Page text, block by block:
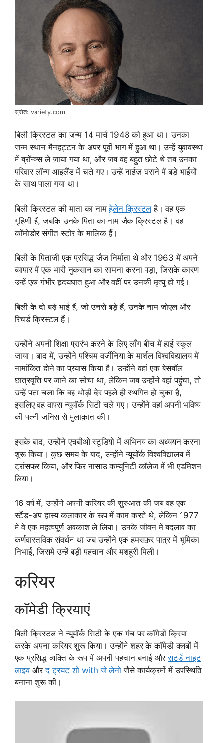
स्रोत: variety.com
बिली क्रिस्टल का जन्म 14 मार्च 1948 को हुआ था। उनका
जन्म स्थान मैनहट्टन के अपर पूर्वी भाग में हुआ था। उन्हें युवावस्था
में ब्रॉन्क्स ले जाया गया था, और जब वह बहुत छोटे थे तब उनका
परिवार लॉन्ग आइलैंड में चले गए। उन्हें नाईज़ घराने में बड़े भाईयों
के साथ पाला गया था।
बिली क्रिस्टल की माता का नामहेलेन क्रिस्टलहै। वह एक
गृहिणी हैं, जबकि उनके पिता का नाम जैक क्रिस्टल है। वह
कॉमोडोर संगीत स्टोर के मालिक हैं।
बिली के पिताजी एक प्रसिद्ध जैज निर्माता थे और 1963 में अपने
व्यापार में एक भारी नुकसान का सामना करना पड़ा, जिसके कारण
उन्हें एक गंभीर हृदयघात हुआ और वहीं पर उनकी मृत्यु हो गई।
बिली के दो बड़े भाई हैं, जो उनसे बड़े हैं, उनके नाम जोएल और
रिचर्ड क्रिस्टल हैं।
उन्होंने अपनी शिक्षा प्रारंभ करने के लिए लॉंग बीच में हाई स्कूल
जाया। बाद में, उन्होंने पश्चिम वर्जीनिया के मार्शल विश्वविद्यालय में
नामांकित होने का प्रयास किया है। उन्होंने वहां एक बेसबॉल
छात्रवृत्ति पर जाने का सोचा था, लेकिन जब उन्होंने वहां पहुंचा, तो
उन्हें पता चला कि वह थोड़ी देर पहले ही स्थगित हो चुका है,
इसलिए वह वापस न्यूयॉर्क सिटी चले गए। उन्होंने वहां अपनी भविष्य
की पत्नी जनिस से मुलाक़ात की।
इसके बाद, उन्होंने एचबीओ स्टूडियो में अभिनय का अध्ययन करना
शुरू किया। कुछ समय के बाद, उन्होंने न्यूयॉर्क विश्वविद्यालय में
ट्रांसफर किया, और फिर नासाउ कम्युनिटी कॉलेज में भी एडमिशन
लिया।
16 वर्ष में, उन्होंने अपनी करियर की शुरुआत की जब वह एक
स्टैंड-अप हास्य कलाकार के रूप में काम करते थे, लेकिन 1977
में वे एक महत्वपूर्ण अवकाश ले लिया। उनके जीवन में बदलाव का
कर्णवास्तविक संवर्धन था जब उन्होंने एक हमसफ़र पात्र में भूमिका
निभाई, जिसमें उन्हें बड़ी पहचान और मशहूरी मिली।
करियर
कॉमेडी क्रियाएं
बिली क्रिस्टल ने न्यूयॉर्क सिटी के एक मंच पर कॉमेडी क्रिया
करके अपना करियर शुरू किया। उन्होंने शहर के कॉमेडी क्लबों में
एक प्रसिद्ध व्यक्ति के रूप में अपनी पहचान बनाई औरसटर्डे नाइट
लाइवऔरद ट्रयट शो with जे लेनो जैसे कार्यक्रमों में उपस्थिति
बनाना शुरू की।